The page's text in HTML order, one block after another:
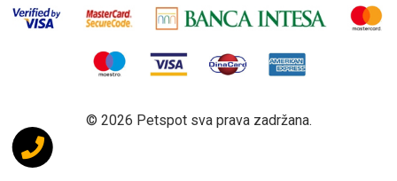
© 2026 Petspot sva prava zadržana.